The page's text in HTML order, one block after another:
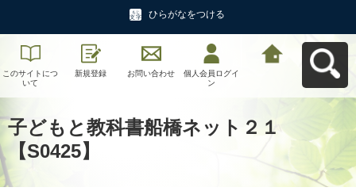
ひらがなをつける
このサイトにつ
いて
新規登録 お問い合わせ
個人会員ログイ
ン
子どもと教科書船橋ネット２１
【S0425】